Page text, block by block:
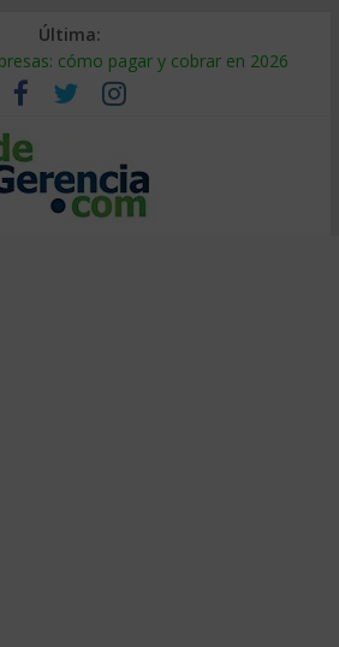
Última:
cómo pagar y cobrar en 2026
es y por qué sale tan caro
cómo auditarla a tiempo
cadena de suministro: qué hacer
UU.: cómo segmentarlo y venderle